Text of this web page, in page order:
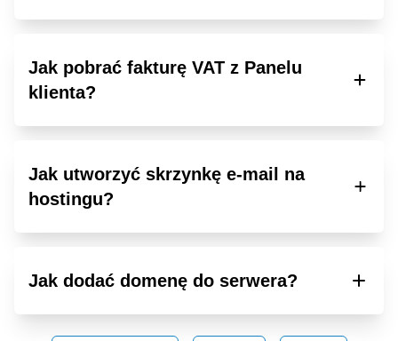
Jak pobrać fakturę VAT z Panelu
klienta?
Jak utworzyć skrzynkę e-mail na
hostingu?
Jak dodać domenę do serwera?